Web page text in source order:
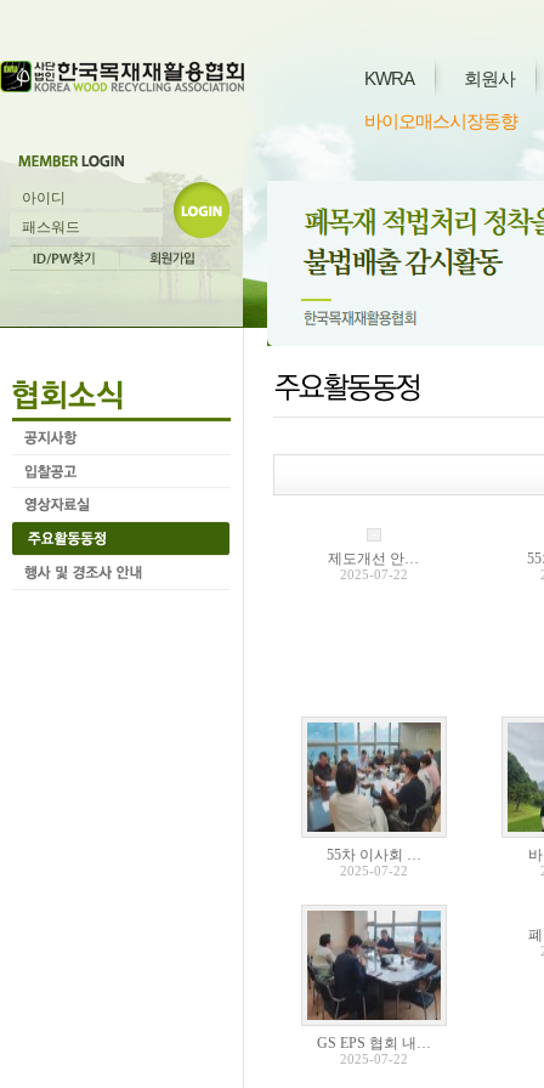
KWRA 회원사
바이오매스시장동향
제도개선 안…
2025-07-22
55차 이사회 …
2025-07-22
GS EPS 협회 내…
2025-07-22